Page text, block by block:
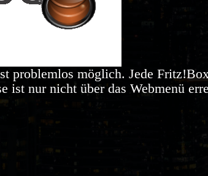
problemlos möglich. Jede
ist nur nicht über das Webmenü